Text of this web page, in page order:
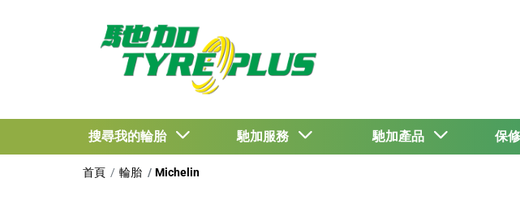
搜尋我的輪胎 馳加服務 馳加產品 保
首頁 輪胎 Michelin